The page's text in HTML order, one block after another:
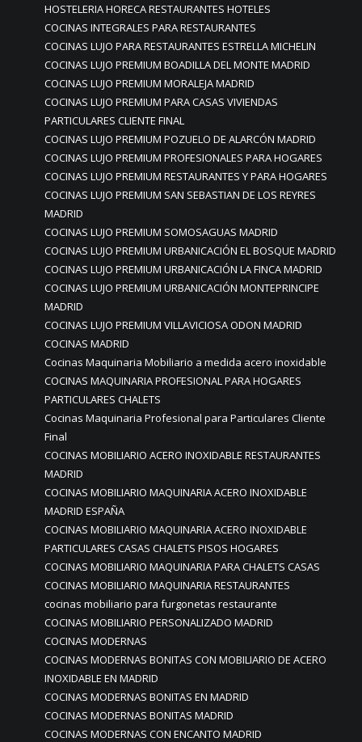
HOSTELERIA HORECA RESTAURANTES HOTELES
COCINAS INTEGRALES PARA RESTAURANTES
COCINAS LUJO PARA RESTAURANTES ESTRELLA MICHELIN
COCINAS LUJO PREMIUM BOADILLA DEL MONTE MADRID
COCINAS LUJO PREMIUM MORALEJA MADRID
COCINAS LUJO PREMIUM PARA CASAS VIVIENDAS
PARTICULARES CLIENTE FINAL
COCINAS LUJO PREMIUM POZUELO DE ALARCÓN MADRID
COCINAS LUJO PREMIUM PROFESIONALES PARA HOGARES
COCINAS LUJO PREMIUM RESTAURANTES Y PARA HOGARES
COCINAS LUJO PREMIUM SAN SEBASTIAN DE LOS REYRES
MADRID
COCINAS LUJO PREMIUM SOMOSAGUAS MADRID
COCINAS LUJO PREMIUM URBANICACIÓN EL BOSQUE MADRID
COCINAS LUJO PREMIUM URBANICACIÓN LA FINCA MADRID
COCINAS LUJO PREMIUM URBANICACIÓN MONTEPRINCIPE
MADRID
COCINAS LUJO PREMIUM VILLAVICIOSA ODON MADRID
COCINAS MADRID
Cocinas Maquinaria Mobiliario a medida acero inoxidable
COCINAS MAQUINARIA PROFESIONAL PARA HOGARES
PARTICULARES CHALETS
Cocinas Maquinaria Profesional para Particulares Cliente
Final
COCINAS MOBILIARIO ACERO INOXIDABLE RESTAURANTES
MADRID
COCINAS MOBILIARIO MAQUINARIA ACERO INOXIDABLE
MADRID ESPAÑA
COCINAS MOBILIARIO MAQUINARIA ACERO INOXIDABLE
PARTICULARES CASAS CHALETS PISOS HOGARES
COCINAS MOBILIARIO MAQUINARIA PARA CHALETS CASAS
COCINAS MOBILIARIO MAQUINARIA RESTAURANTES
cocinas mobiliario para furgonetas restaurante
COCINAS MOBILIARIO PERSONALIZADO MADRID
COCINAS MODERNAS
COCINAS MODERNAS BONITAS CON MOBILIARIO DE ACERO
INOXIDABLE EN MADRID
COCINAS MODERNAS BONITAS EN MADRID
COCINAS MODERNAS BONITAS MADRID
COCINAS MODERNAS CON ENCANTO MADRID